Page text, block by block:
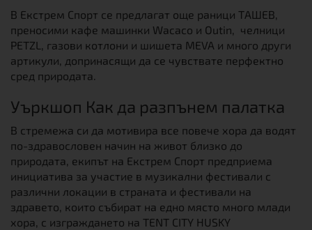
В Екстрем Спорт се предлагат още раници ТАШЕВ,
преносими кафе машинки Wacaco и Outin, челници
PETZL, газови котлони и шишета MEVA и много други
артикули, допринасящи да се чувствате перфектно
сред природата.
Уъркшоп Как да разпънем палатка
В стремежа си да мотивира все повече хора да водят
по-здравословен начин на живот близко до
природата, екипът на Екстрем Спорт предприема
инициатива за участие в музикални фестивали с
различни локации в страната и фестивали на
здравето, които събират на едно място много млади
хора, с изграждането на TENT CITY HUSKY